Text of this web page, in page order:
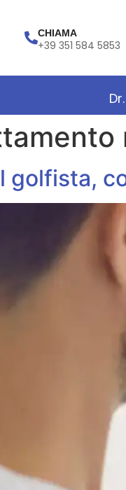
CHIAMA
+39 351 584 5853
golfista,